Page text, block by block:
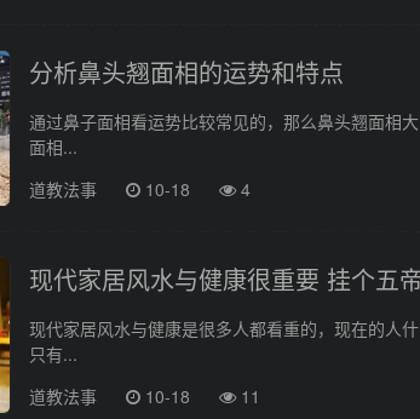
分析鼻头翘面相的运势和特点
通过鼻子面相看运势比较常见的，那么鼻头翘面相
面相...
道教法事
10-18 4
现代家居风水与健康很重要 挂个五
现代家居风水与健康是很多人都看重的，现在的人
只有...
道教法事
10-18 11